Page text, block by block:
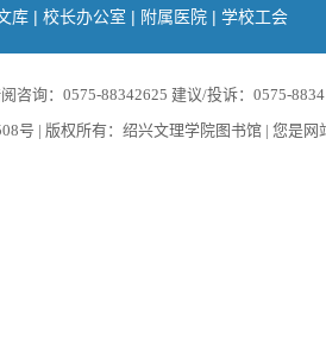
库 | 校长办公室 | 附属医院 | 学校工会
咨询：0575-88342625 建议/投诉：0575-
号 | 版权所有：绍兴文理学院图书馆 | 您是网